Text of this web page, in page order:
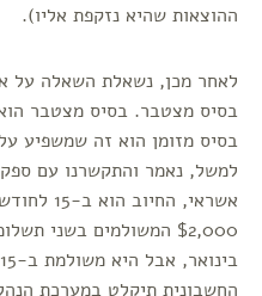
ההוצאות שהיא נזקפת אליו).
לאחר מכן, נשאלת השאלה על
בסיס מצטבר. בסיס מצטבר
בסיס מזומן הוא זה שמשפיע
למשל, נאמר והתקשרנו עם
אשראי,
$2,000 המשולמים בשני
החשבונית תיקלט במערכת